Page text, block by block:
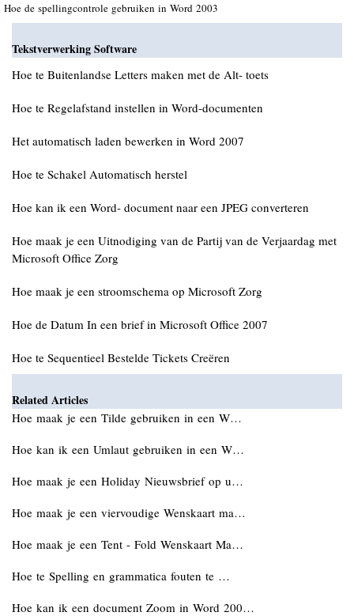
Hoe de spellingcontrole gebruiken in Word 2003
Tekstverwerking Software
Hoe te Buitenlandse Letters maken met de Alt- toets
Hoe te Regelafstand instellen in Word-documenten
Het automatisch laden bewerken in Word 2007
Hoe te Schakel Automatisch herstel
Hoe kan ik een Word- document naar een JPEG converteren
Hoe maak je een Uitnodiging van de Partij van de Verjaardag met
Microsoft Office Zorg
Hoe maak je een stroomschema op Microsoft Zorg
Hoe de Datum In een brief in Microsoft Office 2007
Hoe te Sequentieel Bestelde Tickets Creëren
Related Articles
Hoe maak je een Tilde gebruiken in een W…
Hoe kan ik een Umlaut gebruiken in een W…
Hoe maak je een Holiday Nieuwsbrief op u…
Hoe maak je een viervoudige Wenskaart ma…
Hoe maak je een Tent - Fold Wenskaart Ma…
Hoe te Spelling en grammatica fouten te …
Hoe kan ik een document Zoom in Word 200…